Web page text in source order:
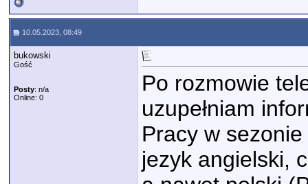
10.05.2023, 08:49
bukowski
Gość
Posty: n/a
Online: 0
Po rozmowie
uzupełniam
Pracy w
jezyk angielski,